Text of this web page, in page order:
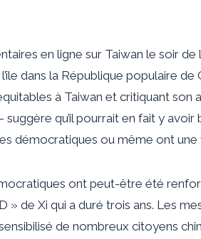
en ligne sur Taiwan le soir de
dans la République populaire
à Taiwan et critiquant son
suggère qu’il pourrait en fait y
démocratiques ou même ont
ont peut-être été
» de Xi qui a duré trois ans. Les
de nombreux citoyens